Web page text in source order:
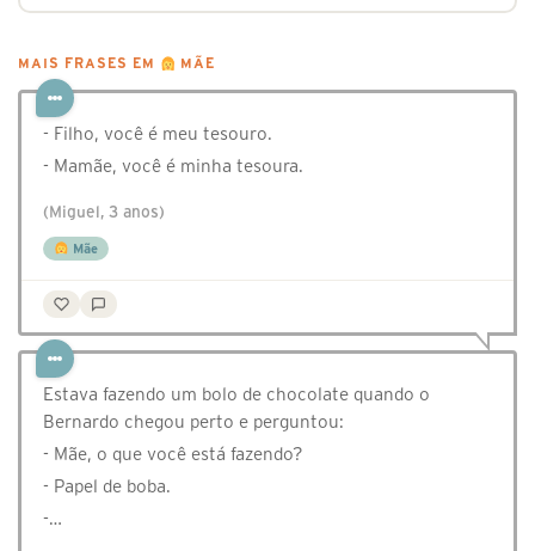
MAIS FRASES EM MÃE
- Filho, você é meu tesouro.
- Mamãe, você é minha tesoura.
(Miguel, 3 anos)
Mãe
Estava fazendo um bolo de chocolate quando o
Bernardo chegou perto e perguntou:
- Mãe, o que você está fazendo?
- Papel de boba.
-…